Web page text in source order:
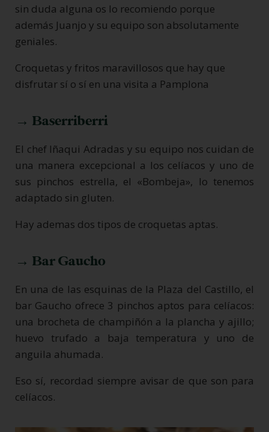
sin duda alguna os lo recomiendo porque
además Juanjo y su equipo son absolutamente
geniales.
Croquetas y fritos maravillosos que hay que
disfrutar sí o sí en una visita a Pamplona
→ Baserriberri
El chef Iñaqui Adradas y su equipo nos cuidan de
una manera excepcional a los celíacos y uno de
sus pinchos estrella, el «Bombeja», lo tenemos
adaptado sin gluten.
Hay ademas dos tipos de croquetas aptas.
→ Bar Gaucho
En una de las esquinas de la Plaza del Castillo, el
bar Gaucho ofrece 3 pinchos aptos para celíacos:
una brocheta de champiñón a la plancha y ajillo;
huevo trufado a baja temperatura y uno de
anguila ahumada.
Eso sí, recordad siempre avisar de que son para
celíacos.